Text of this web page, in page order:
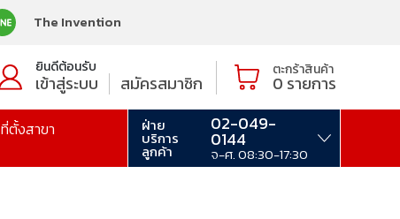
The Invention
ยินดีต้อนรับ
เข้าสู่ระบบ สมัครสมาชิก
ตะกร้าสินค้า
0 รายการ
ที่ตั้งสาขา ฝ่าย
บริการ
ลูกค้า
02-049-
0144
จ-ศ. 08:30-17:30